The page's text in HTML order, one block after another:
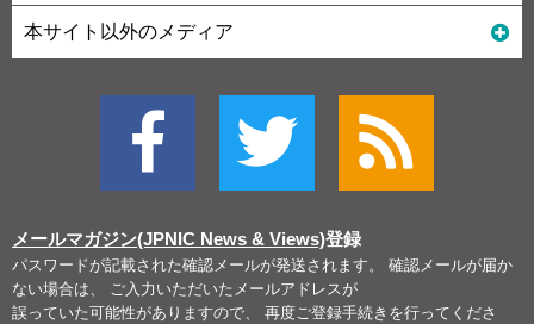
本サイト以外のメディア
メールマガジン(JPNIC News & Views)登録
パスワードが記載された確認メールが発送されます。 確認メールが届か
ない場合は、 ご入力いただいたメールアドレスが
誤っていた可能性がありますので、 再度ご登録手続きを行ってくださ